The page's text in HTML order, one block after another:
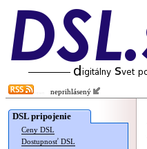
neprihlásený
DSL pripojenie
Ceny DSL
Dostupnosť DSL